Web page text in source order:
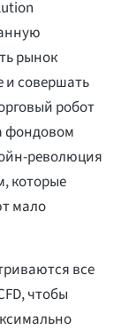
рынок
и совершать
робот
фондовом
революция
которые
мало
все
чтобы